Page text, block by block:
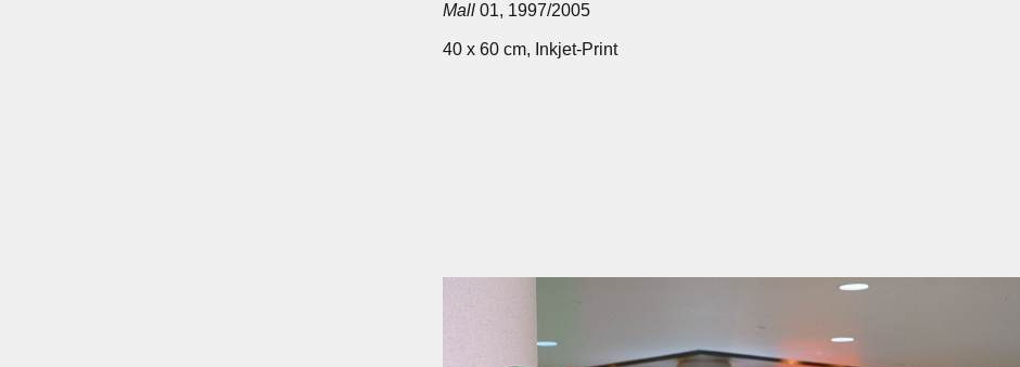
Mall 01, 1997/2005
40 x 60 cm, Inkjet-Print